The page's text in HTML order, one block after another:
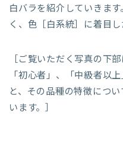
白バラを紹介していきま
く、色［白系統］に着目し
［ご覧いただく写真の下
「初心者」、「中級者以
と、その品種の特徴につ
います。］